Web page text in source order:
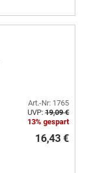
Art.-Nr: 1765
UVP: 19,09 €
13% gespart
16,43 €